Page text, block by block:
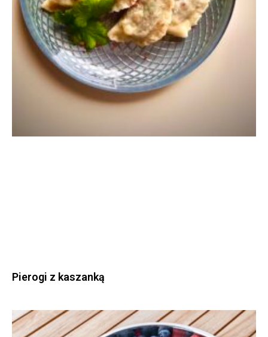
Pierogi z kaszanką